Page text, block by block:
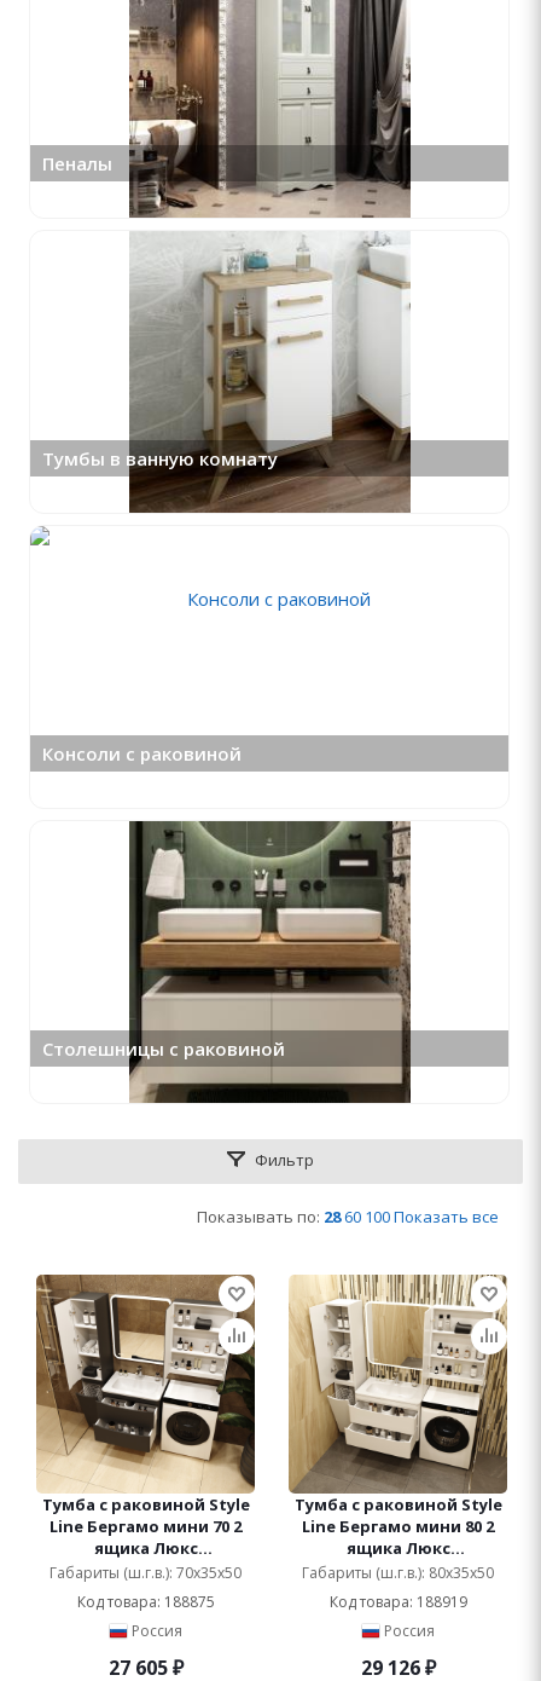
Пеналы
Тумбы в ванную комнату
Консоли с раковиной
Столешницы с раковиной
Фильтр
Показывать по: 28 60 100Показать все
Тумба с раковиной Style
Line Бергамо мини 70 2
ящика Люкс
антискрейтч черная,
Plus подвесная
Габариты (ш.г.в.): 70x35x50
Код товара: 188875
Россия
27 605₽
Тумба с раковиной Style
Line Бергамо мини 80 2
ящика Люкс
антискрейтч белая, Plus
подвесная
Габариты (ш.г.в.): 80x35x50
Код товара: 188919
Россия
29 126₽